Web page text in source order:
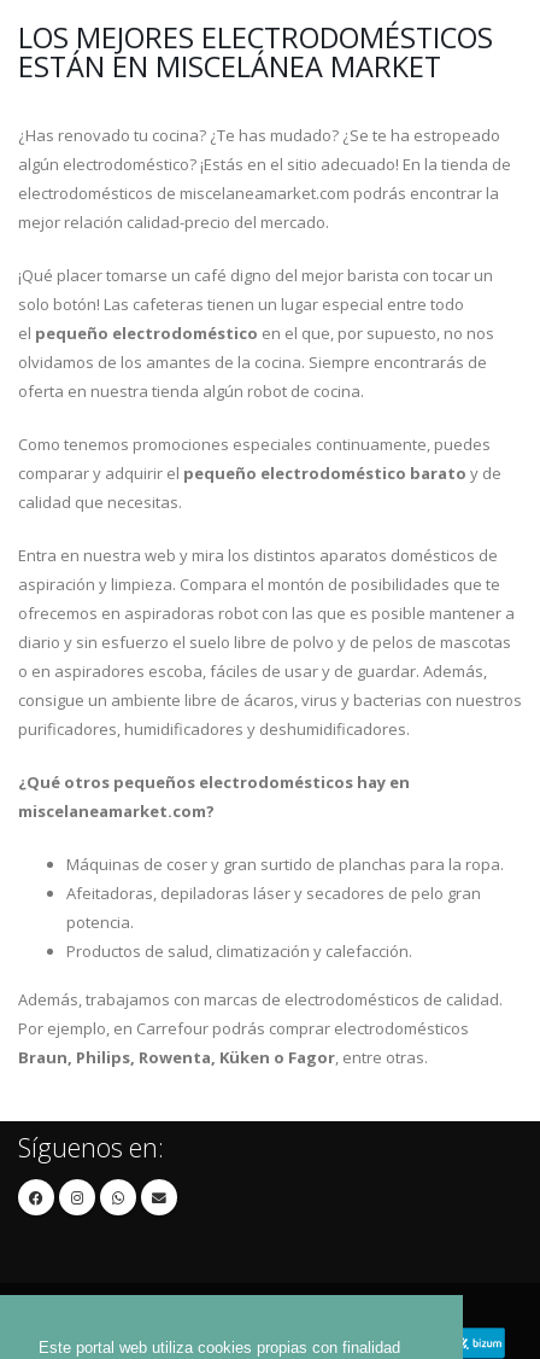
Este portal web utiliza cookies propias con finalidad
LOS MEJORES ELECTRODOMÉSTICOS
ESTÁN EN MISCELÁNEA MARKET
¿Has renovado tu cocina? ¿Te has mudado? ¿Se te ha estropeado
algún electrodoméstico? ¡Estás en el sitio adecuado! En la tienda de
electrodomésticos de miscelaneamarket.com podrás encontrar la
mejor relación calidad-precio del mercado.
¡Qué placer tomarse un café digno del mejor barista con tocar un
solo botón! Las cafeteras tienen un lugar especial entre todo
el pequeño electrodoméstico en el que, por supuesto, no nos
olvidamos de los amantes de la cocina. Siempre encontrarás de
oferta en nuestra tienda algún robot de cocina.
Como tenemos promociones especiales continuamente, puedes
comparar y adquirir el pequeño electrodoméstico barato y de
calidad que necesitas.
Entra en nuestra web y mira los distintos aparatos domésticos de
aspiración y limpieza. Compara el montón de posibilidades que te
ofrecemos en aspiradoras robot con las que es posible mantener a
diario y sin esfuerzo el suelo libre de polvo y de pelos de mascotas
o en aspiradores escoba, fáciles de usar y de guardar. Además,
consigue un ambiente libre de ácaros, virus y bacterias con nuestros
purificadores, humidificadores y deshumidificadores.
¿Qué otros pequeños electrodomésticos hay en
miscelaneamarket.com?
Máquinas de coser y gran surtido de planchas para la ropa.
Afeitadoras, depiladoras láser y secadores de pelo gran
potencia.
Productos de salud, climatización y calefacción.
Además, trabajamos con marcas de electrodomésticos de calidad.
Por ejemplo, en Carrefour podrás comprar electrodomésticos
Braun, Philips, Rowenta, Küken o Fagor, entre otras.
Síguenos en: